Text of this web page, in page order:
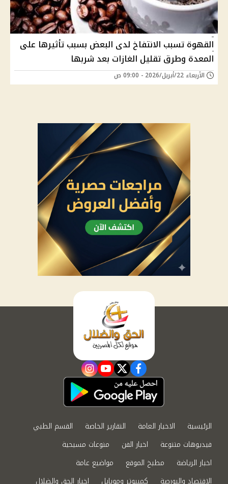
القهوة تسبب الانتفاخ لدى البعض بسبب تأثيرها على
المعدة وطرق تقليل الغازات بعد شربها
الأربعاء 22/أبريل/2026 - 09:00 ص
facebook
twitter
youtube
instagram
الرئيسية الاخبار العامة التقارير الخاصة
القسم الطبي
فيديوهات متنوعة
اخبار الفن
منوعات مسيحية
اخبار الرياضة
مطبخ الموقع
مواضيع عامة
الاقتصاد والبورصة
كمبيوتر وموبايل اخبار الحق والضلال